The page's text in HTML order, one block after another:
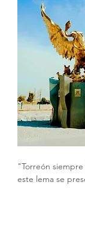
"Torreón
este lema se